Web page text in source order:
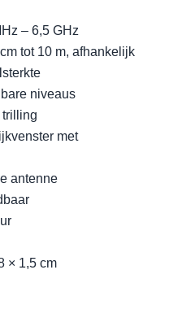
– 6,5 GHz
tot 10 m, afhankelijk
niveaus
trilling
met
antenne
× 1,5 cm